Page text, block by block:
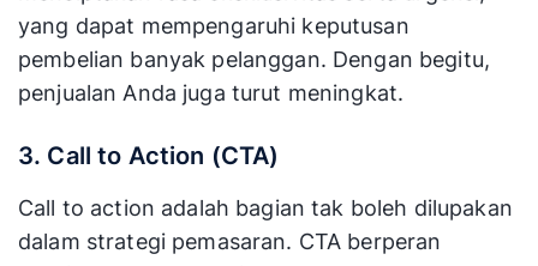
yang dapat mempengaruhi keputusan
pembelian banyak pelanggan. Dengan begitu,
penjualan Anda juga turut meningkat.
3. Call to Action (CTA)
Call to action adalah bagian tak boleh dilupakan
dalam strategi pemasaran. CTA berperan